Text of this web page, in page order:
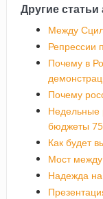
Другие статьи
Между
Репрессии
Почему в
Почему
Недельные
бюджеты
Как будет
Мост
Надежда на